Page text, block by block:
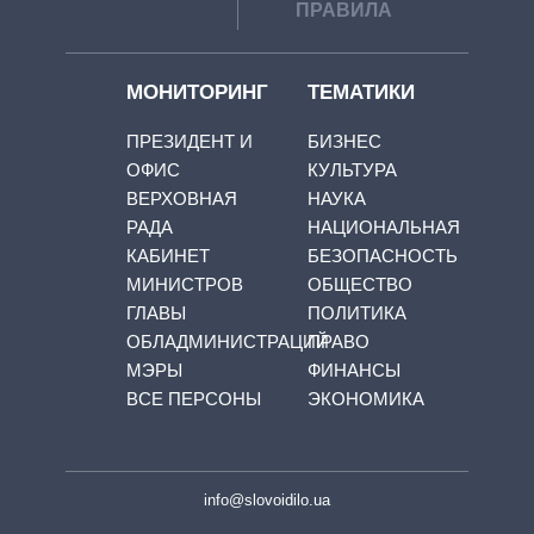
ПРАВИЛА
МОНИТОРИНГ
ПРЕЗИДЕНТ И
ОФИС
ВЕРХОВНАЯ
РАДА
КАБИНЕТ
МИНИСТРОВ
ГЛАВЫ
ОБЛАДМИНИСТРАЦИЙ
МЭРЫ
ВСЕ ПЕРСОНЫ
ТЕМАТИКИ
БИЗНЕС
КУЛЬТУРА
НАУКА
НАЦИОНАЛЬНАЯ
БЕЗОПАСНОСТЬ
ОБЩЕСТВО
ПОЛИТИКА
ПРАВО
ФИНАНСЫ
ЭКОНОМИКА
info@slovoidilo.ua